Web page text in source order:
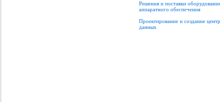
Решения и поставки
аппаратного обеспечения
Проектирование и создание
данных